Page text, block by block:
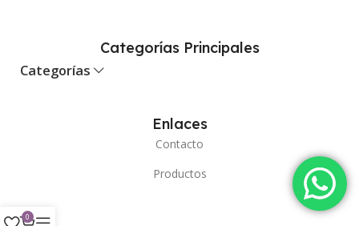
Categorías Principales
Categorías
Enlaces
Contacto
Productos
0